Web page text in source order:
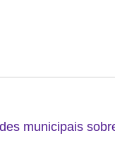
municipais